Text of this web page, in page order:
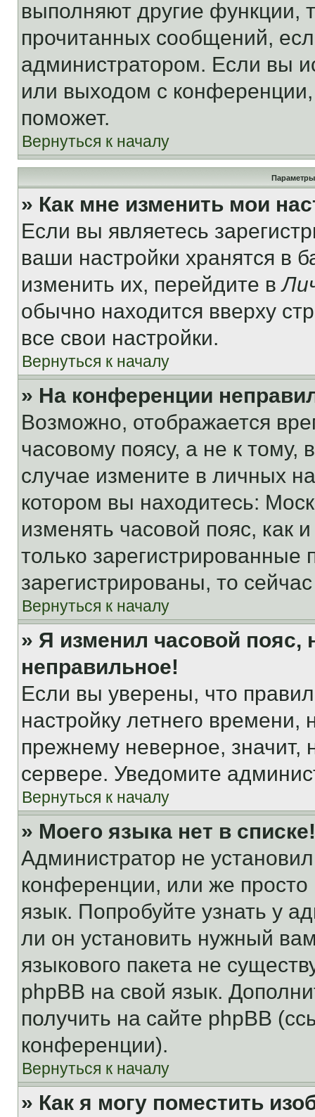
выполняют другие функции,
прочитанных сообщений,
администратором. Если вы
или выходом с
поможет.
Вернуться к началу
Параметры
» Как мне изменить мои
Если вы являетесь
ваши настройки хранятся в
изменить их, перейдите в
обычно находится вверху
все свои настройки.
Вернуться к началу
» На конференции
Возможно, отображается
часовому поясу, а не к тому,
случае измените в личных
котором вы находитесь:
изменять часовой пояс, как
только
зарегистрированы, то
Вернуться к началу
» Я изменил часовой пояс,
неправильное!
Если вы уверены, что
настройку летнего
прежнему неверное, значит,
сервере. Уведомите
Вернуться к началу
» Моего языка нет в списке!
Администратор не
конференции, или же
язык. Попробуйте узнать у
ли он установить нужный
языкового пакета не
phpBB на свой язык.
получить на сайте phpBB
конференции).
Вернуться к началу
» Как я могу поместить